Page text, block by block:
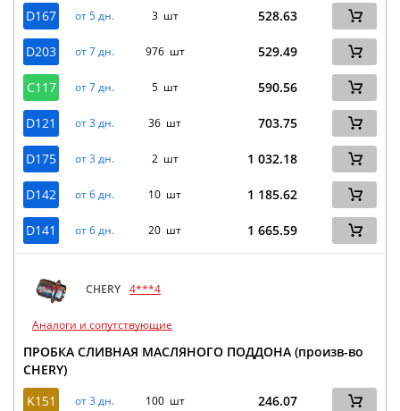
D167 от 5 дн. 3 шт 528.63
D203 от 7 дн. 976 шт 529.49
C117 от 7 дн. 5 шт 590.56
D121 от 3 дн. 36 шт 703.75
D175 от 3 дн. 2 шт 1 032.18
D142 от 6 дн. 10 шт 1 185.62
D141 от 6 дн. 20 шт 1 665.59
CHERY 4***4
Аналоги и сопутствующие
ПРОБКА СЛИВНАЯ МАСЛЯНОГО ПОДДОНА (произв-во
CHERY)
K151
от 3 дн. 100 шт 246.07